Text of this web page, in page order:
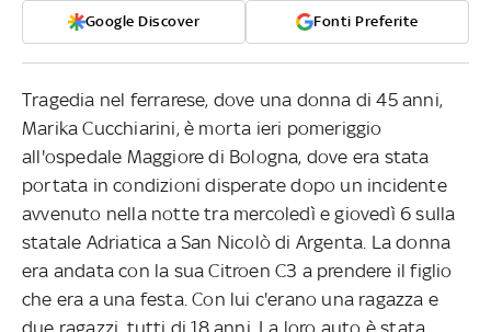
Google Discover Fonti Preferite
Tragedia nel ferrarese, dove una donna di 45 anni,
Marika Cucchiarini, è morta ieri pomeriggio
all'ospedale Maggiore di Bologna, dove era stata
portata in condizioni disperate dopo un incidente
avvenuto nella notte tra mercoledì e giovedì 6 sulla
statale Adriatica a San Nicolò di Argenta. La donna
era andata con la sua Citroen C3 a prendere il figlio
che era a una festa. Con lui c'erano una ragazza e
due ragazzi, tutti di 18 anni. La loro auto è stata